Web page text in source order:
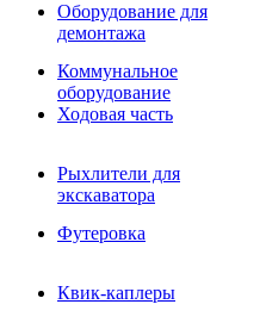
Оборудование для
демонтажа
Коммунальное
оборудование
Ходовая часть
Рыхлители для
экскаватора
Футеровка
Квик-каплеры